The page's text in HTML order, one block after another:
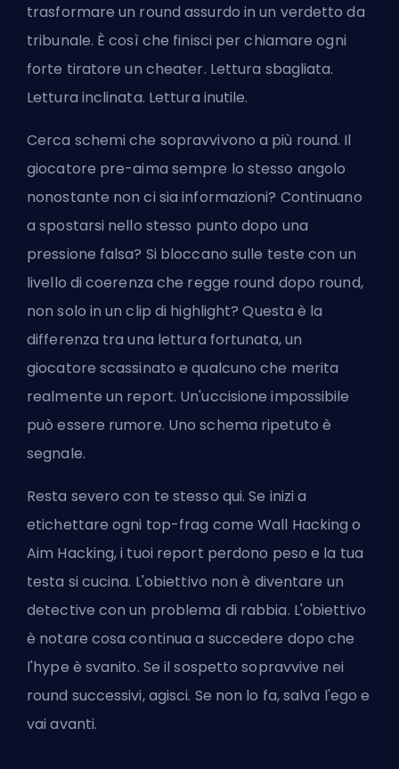
trasformare un round assurdo in un verdetto da
tribunale. È così che finisci per chiamare ogni
forte tiratore un cheater. Lettura sbagliata.
Lettura inclinata. Lettura inutile.
Cerca schemi che sopravvivono a più round. Il
giocatore pre-aima sempre lo stesso angolo
nonostante non ci sia informazioni? Continuano
a spostarsi nello stesso punto dopo una
pressione falsa? Si bloccano sulle teste con un
livello di coerenza che regge round dopo round,
non solo in un clip di highlight? Questa è la
differenza tra una lettura fortunata, un
giocatore scassinato e qualcuno che merita
realmente un report. Un'uccisione impossibile
può essere rumore. Uno schema ripetuto è
segnale.
Resta severo con te stesso qui. Se inizi a
etichettare ogni top-frag come Wall Hacking o
Aim Hacking, i tuoi report perdono peso e la tua
testa si cucina. L'obiettivo non è diventare un
detective con un problema di rabbia. L'obiettivo
è notare cosa continua a succedere dopo che
l'hype è svanito. Se il sospetto sopravvive nei
round successivi, agisci. Se non lo fa, salva l'ego e
vai avanti.